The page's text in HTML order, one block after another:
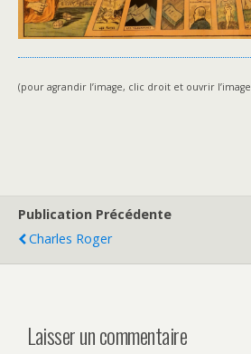
(pour agrandir l’image, clic droit et ouvrir
Publication Précédente
Charles Roger
Laisser un commentaire